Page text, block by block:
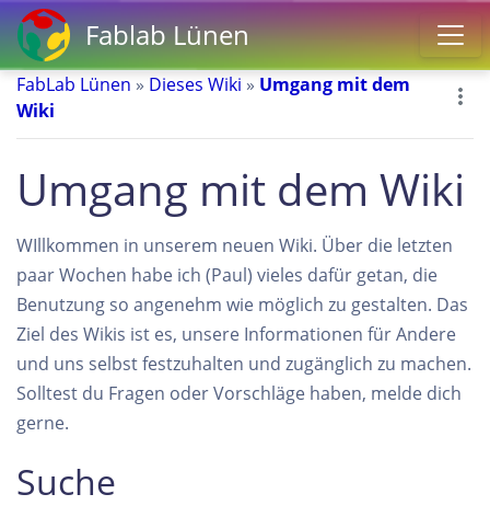
Fablab Lünen
FabLab Lünen » Dieses Wiki » Umgang mit dem
Wiki
Umgang mit dem Wiki
WIllkommen in unserem neuen Wiki. Über die letzten
paar Wochen habe ich (Paul) vieles dafür getan, die
Benutzung so angenehm wie möglich zu gestalten. Das
Ziel des Wikis ist es, unsere Informationen für Andere
und uns selbst festzuhalten und zugänglich zu machen.
Solltest du Fragen oder Vorschläge haben, melde dich
gerne.
Suche